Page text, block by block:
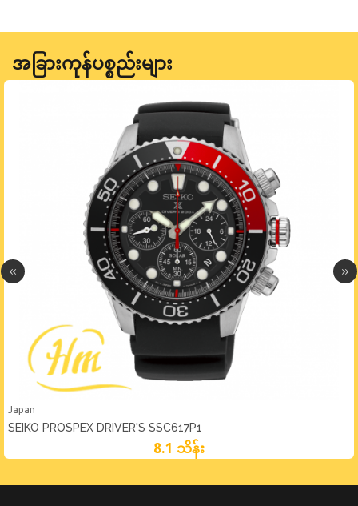
အခြားကုန်ပစ္စည်းများ
Japan
SEIKO PROSPEX DRIVER'S SSC617P1
8.1 သိန်း